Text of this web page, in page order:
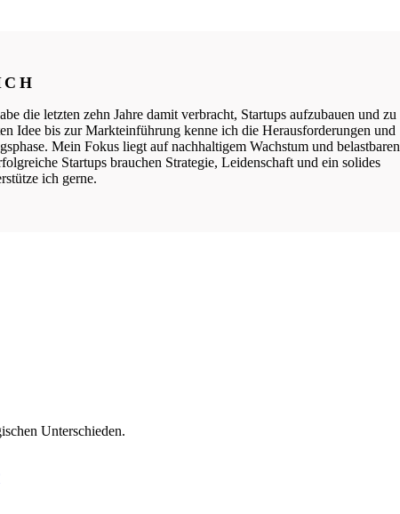
die letzten zehn Jahre damit verbracht, Startups aufzubauen und zu
Idee bis zur Markteinführung kenne ich die Herausforderungen und
Mein Fokus liegt auf nachhaltigem Wachstum und belastbaren
Startups brauchen Strategie, Leidenschaft und ein solides
ich gerne.
Unterschieden.